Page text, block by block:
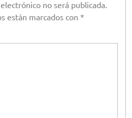
no será publicada.
están marcados con *